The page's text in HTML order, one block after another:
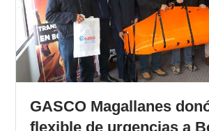
GASCO Magallanes
flexible de urgencias a